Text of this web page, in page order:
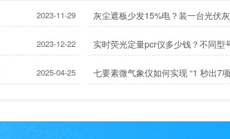
2023-11-29
2023-12-22 实时荧光定量pcr仪多少钱？不同型
2025-04-25 七要素微气象仪如何实现 “1 秒出7